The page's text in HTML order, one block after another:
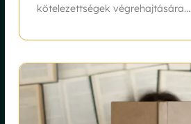
kötelezettségek végrehajtására...